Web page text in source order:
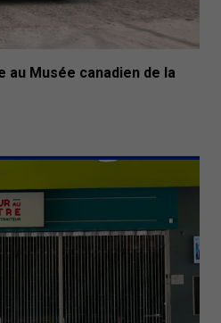
au Musée canadien de la